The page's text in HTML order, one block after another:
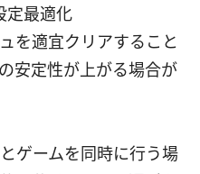
定最適化
を適宜クリアすること
安定性が上がる場合が
ゲームを同時に行う場